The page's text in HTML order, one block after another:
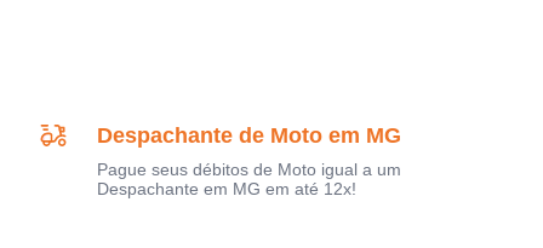
Despachante de Moto em MG
Pague seus débitos de Moto igual a um
Despachante em MG em até 12x!